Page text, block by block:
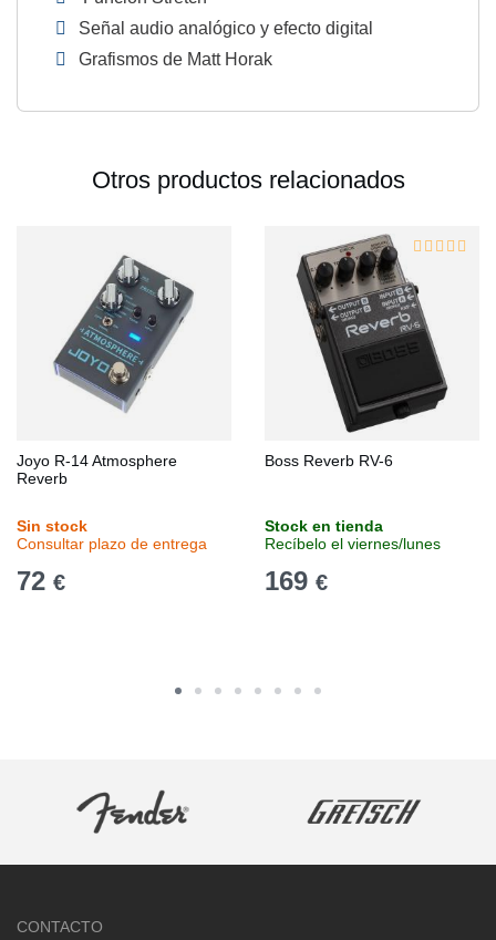
Señal audio analógico y efecto digital
Grafismos de Matt Horak
Otros productos relacionados
Joyo R-14 Atmosphere
Reverb
Sin stock
Consultar plazo de entrega
72 €
Boss Reverb RV-6
Stock en tienda
Recíbelo el viernes/lunes
169 €
CONTACTO